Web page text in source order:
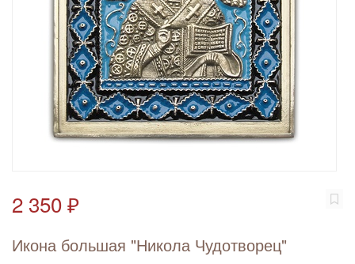
2 350 ₽
Икона большая "Никола Чудотворец"